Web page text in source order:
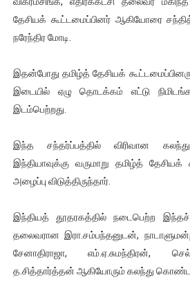
ஐ.நா முன்றலில் சீரற்ற
ஜனாதிபதி ஐக்கிய நாடுகளின்
32 CM விநோத கன்றுக்குட்டி! (வீடியோ)
வலிமை தான் அஜித்
தேசியக் கூட்டமைப்பினர் ஆகியோரை
நரேந்திர மோடி.
இதன்போது தமிழ்த் தேசியக்
இடையில் ஏழு தொடக்கம் எட்டு
இடம்பெற்றது.
இந்த சந்தர்ப்பத்தில் விரிவான
இந்தியாவுக்கு வருமாறு தமிழ்த் தேசியக்
அழைப்பு விடுத்திருந்தார்.
இந்தியத் தூதரகத்தில் நடைபெற்ற இந்தச்
தலைவரான இரா.சம்பந்தனுடன்,
சேனாதிராஜா, எம்.ஏ.சுமந்திரன்,
த.சித்தார்த்தன் ஆகியோரும் கலந்து